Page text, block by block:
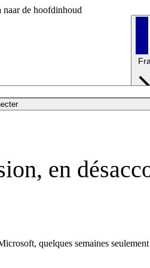
naar de hoofdinhoud
en
quelques semaines